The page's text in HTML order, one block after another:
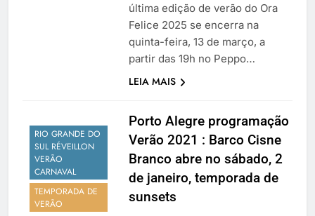
última edição de verão do Ora
Felice 2025 se encerra na
quinta-feira, 13 de março, a
partir das 19h no Peppo…
LEIA MAIS
RIO GRANDE DO
SUL RÉVEILLON
VERÃO
CARNAVAL
TEMPORADA DE
VERÃO
Porto Alegre programação
Verão 2021 : Barco Cisne
Branco abre no sábado, 2
de janeiro, temporada de
sunsets